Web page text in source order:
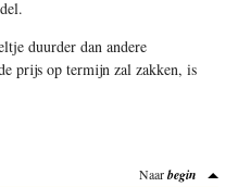
duurder dan andere
prijs op termijn zal zakken, is
Naarbegin